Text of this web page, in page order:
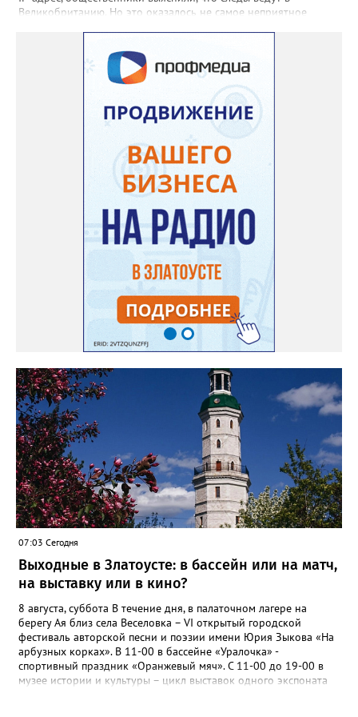
Великобританию. Но это оказалось не самое неприятное
выбора объема топлива на 10, 50 или 100 литров с
последующим переходом к оплате. А значит, это классическая
ловушка мошенников», - сообщил руководитель Народного
фронта в Челябинской области Денис Рыжий. Активисты
советуют землякам быть осторожнее. И рассказывать о
подобных схемах «Мошеловке.РФ». Между тем, ситуация на
российском топливном рынке вроде бы стабилизировалась,
рапортуют власти. По данным замминистра энергетики Павла
Сорокина, очередей на АЗС нет в Москве, Санкт-Петербурге и
Ленинградской области. Во многих регионах сняты
ограничения на продажу бензина. В Челябинской области
региональный топливный штаб был создан в конце июня. 18
июля после очередного заседания губернатор Алексей Текслер
поручил увеличить количество бензовозов, вывести на самые
загруженные АЗС полицейские патрули, контролировать запасы
бензина и объёмы его продаж, а также обеспечить
бесперебойное снабжение горючим пожарных, скорых и
общественного транспорта.
07:03 Сегодня
Выходные в Златоусте: в бассейн или на матч,
на выставку или в кино?
8 августа, суббота В течение дня, в палаточном лагере на
берегу Ая близ села Веселовка – VI открытый городской
фестиваль авторской песни и поэзии имени Юрия Зыкова «На
арбузных корках». В 11-00 в бассейне «Уралочка» -
спортивный праздник «Оранжевый мяч». С 11-00 до 19-00 в
музее истории и культуры – цикл выставок одного экспоната